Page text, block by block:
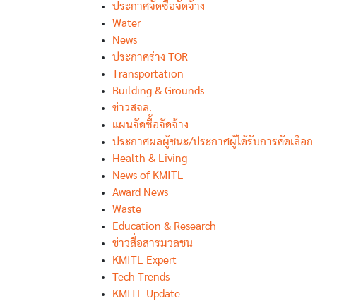
ประกาศจัดซื้อจัดจ้าง
Water
News
ประกาศร่าง TOR
Transportation
Building & Grounds
ข่าวสจล.
แผนจัดซื้อจัดจ้าง
ประกาศผลผู้ชนะ/ประกาศผู้ได้รับการคัดเลือก
Health & Living
News of KMITL
Award News
Waste
Education & Research
ข่าวสื่อสารมวลชน
KMITL Expert
Tech Trends
KMITL Update